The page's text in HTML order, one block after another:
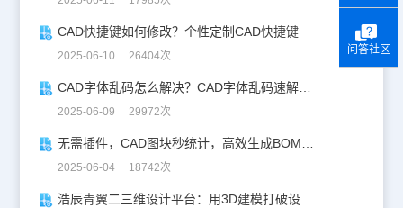
CAD快捷键如何修改？个性定制CAD快捷键
2025-06-10 26404次
CAD字体乱码怎么解决？CAD字体乱码速解指南
2025-06-09 29972次
无需插件，CAD图块秒统计，高效生成BOM表！
2025-06-04 18742次
浩辰青翼二三维设计平台：用3D建模打破设计边界
问答社区